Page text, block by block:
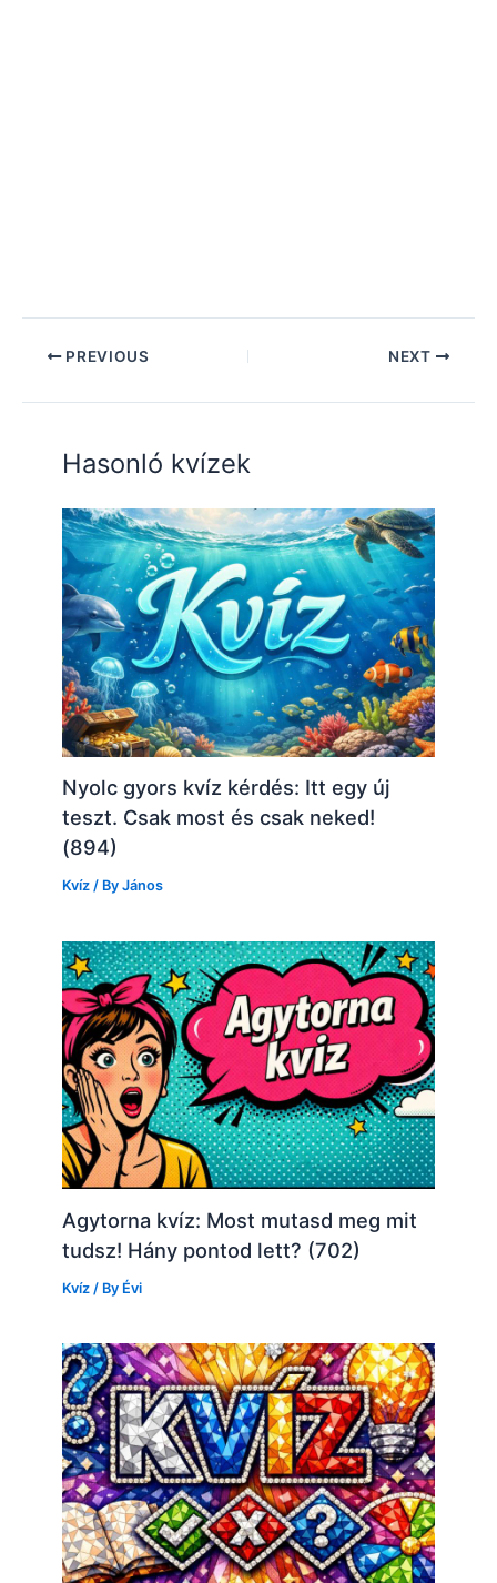
PREVIOUS NEXT
Hasonló kvízek
Nyolc gyors kvíz kérdés: Itt egy új
teszt. Csak most és csak neked!
(894)
Kvíz / ByJános
Agytorna kvíz: Most mutasd meg mit
tudsz! Hány pontod lett? (702)
Kvíz / By Évi